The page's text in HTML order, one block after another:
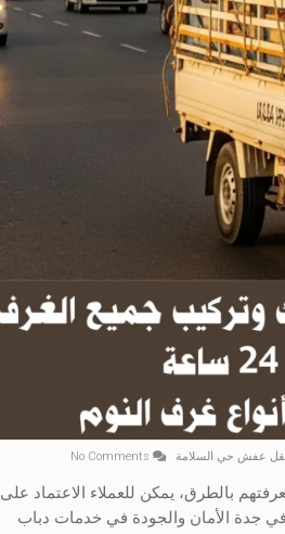
عفش حي السلامة
بالطرق، يمكن للعملاء الاعتماد على
جدة الأمان والجودة في خدمات دباب